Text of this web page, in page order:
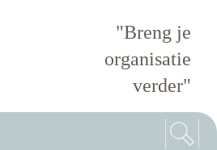
"Breng je
organisatie
verder"